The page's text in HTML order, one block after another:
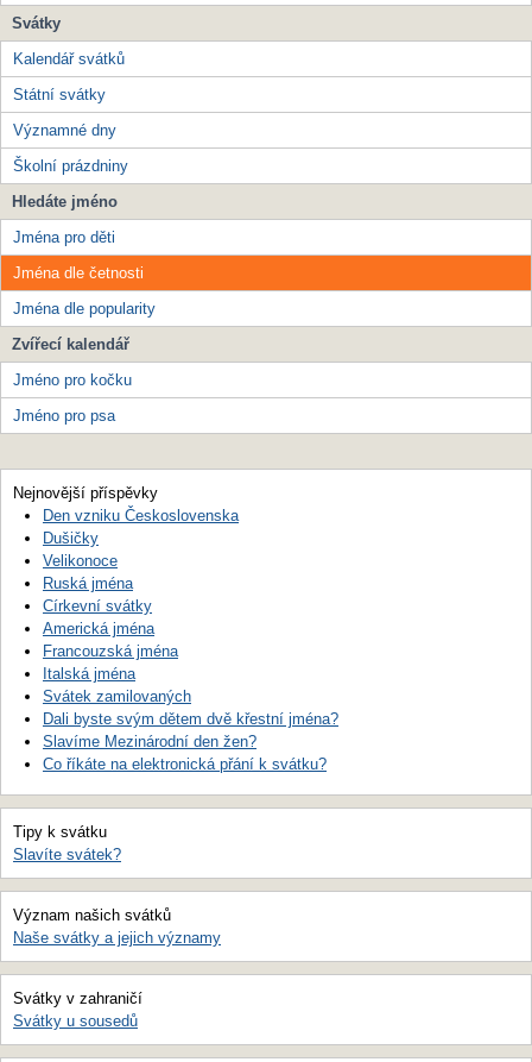
Svátky
Kalendář svátků
Státní svátky
Významné dny
Školní prázdniny
Hledáte jméno
Jména pro děti
Jména dle četnosti
Jména dle popularity
Zvířecí kalendář
Jméno pro kočku
Jméno pro psa
Nejnovější příspěvky
Den vzniku Československa
Dušičky
Velikonoce
Ruská jména
Církevní svátky
Americká jména
Francouzská jména
Italská jména
Svátek zamilovaných
Dali byste svým dětem dvě křestní jména?
Slavíme Mezinárodní den žen?
Co říkáte na elektronická přání k svátku?
Tipy k svátku
Slavíte svátek?
Význam našich svátků
Naše svátky a jejich významy
Svátky v zahraničí
Svátky u sousedů